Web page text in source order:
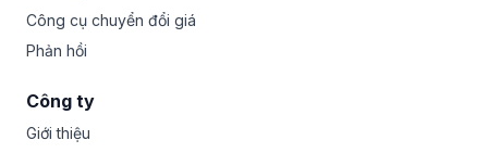
Công cụ chuyển đổi giá
Phản hồi
Công ty
Giới thiệu